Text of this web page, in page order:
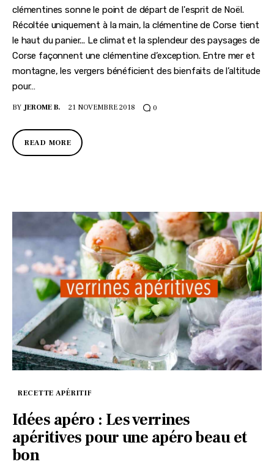
clémentines sonne le point de départ de l'esprit de Noël.
Récoltée uniquement à la main, la clémentine de Corse tient
le haut du panier... Le climat et la splendeur des paysages de
Corse façonnent une clémentine d’exception. Entre mer et
montagne, les vergers bénéficient des bienfaits de l’altitude
pour…
BY JEROME B. 21 NOVEMBRE 2018 0
READ MORE
RECETTE APÉRITIF
Idées apéro : Les verrines
apéritives pour une apéro beau et
bon